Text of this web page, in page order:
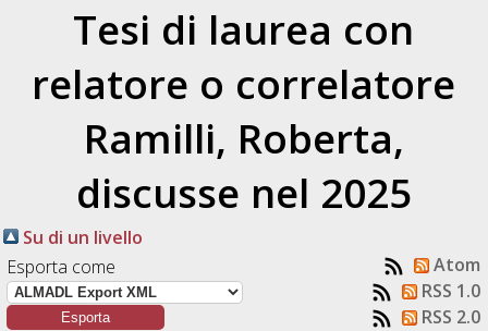
Tesi di laurea con
relatore o correlatore
Ramilli, Roberta,
discusse nel 2025
Su di un livello
Esporta come
Atom
RSS 1.0
RSS 2.0